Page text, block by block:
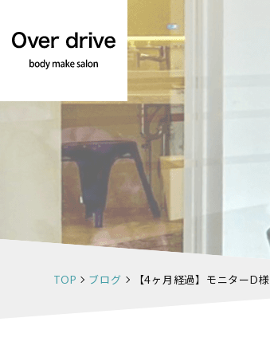
TOP ブログ 【4ヶ月経過】モニターD様